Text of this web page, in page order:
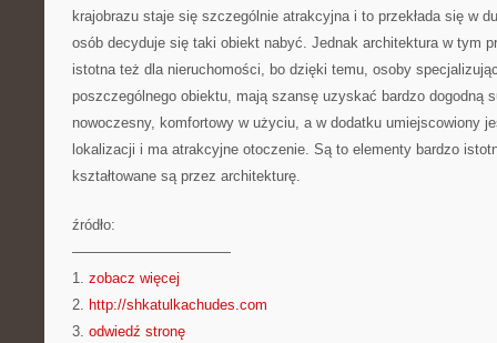
krajobrazu staje się szczególnie atrakcyjna i to przekłada się w
osób decyduje się taki obiekt nabyć. Jednak architektura w tym
istotna też dla nieruchomości, bo dzięki temu, osoby
poszczególnego obiektu, mają szansę uzyskać bardzo dogodną
nowoczesny, komfortowy w użyciu, a w dodatku umiejscowiony
lokalizacji i ma atrakcyjne otoczenie. Są to elementy bardzo
kształtowane są przez architekturę.
źródło:
———————————
1. zobacz więcej
2. http://shkatulkachudes.com
3. odwiedź stronę